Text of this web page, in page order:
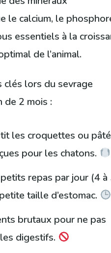
le calcium, le
essentiels à la
de l’animal.
clés lors du sevrage
de 2 mois :
les croquettes ou
pour les chatons.
repas par jour (4 à
taille d’estomac.
brutaux pour ne pas
digestifs.